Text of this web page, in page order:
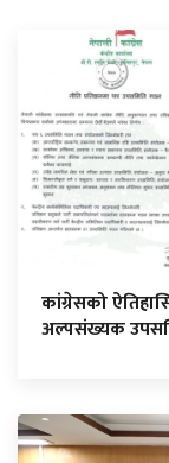
कांग्रेसको
अल्पसंख्यक